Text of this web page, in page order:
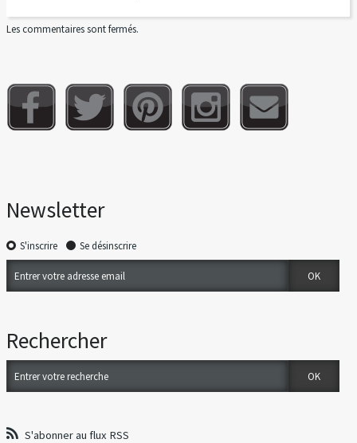
Les commentaires sont fermés.
Newsletter
S'inscrire Se désinscrire
Rechercher
S'abonner au flux RSS